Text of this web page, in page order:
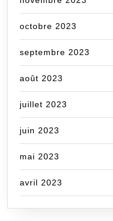
octobre 2023
septembre 2023
août 2023
juillet 2023
juin 2023
mai 2023
avril 2023